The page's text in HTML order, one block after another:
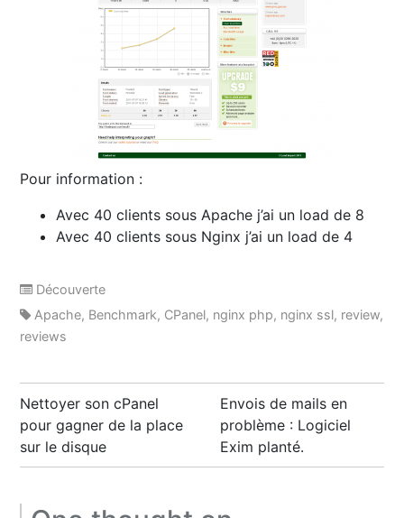
Pour information :
Avec 40 clients sous Apache j’ai un load de 8
Avec 40 clients sous Nginx j’ai un load de 4
Découverte
Apache, Benchmark, CPanel, nginx php, nginx ssl, review,
reviews
Post
navigation
Nettoyer son cPanel
pour gagner de la place
sur le disque
Envois de mails en
problème : Logiciel
Exim planté.